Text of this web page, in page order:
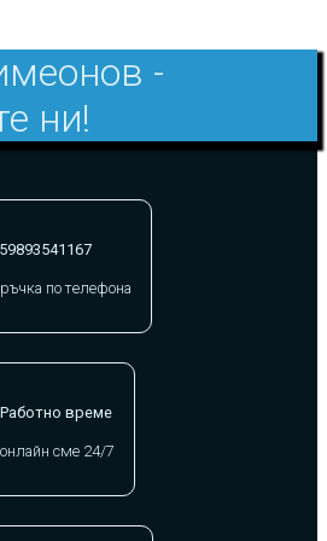
-
ни!
по телефона
Работно време
онлайн сме 24/7